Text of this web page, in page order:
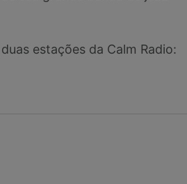
estações da Calm Radio: